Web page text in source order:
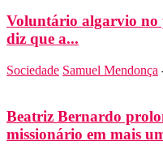
Voluntário algarvio no
diz que a...
Sociedade Samuel Mendonça
Beatriz Bernardo
missionário em mais